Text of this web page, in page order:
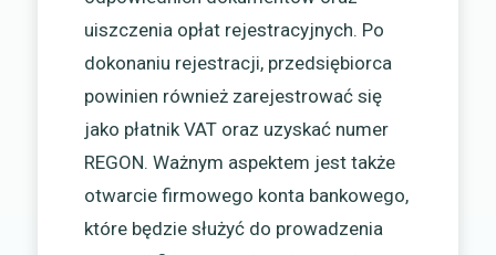
uiszczenia opłat rejestracyjnych. Po
dokonaniu rejestracji, przedsiębiorca
powinien również zarejestrować się
jako płatnik VAT oraz uzyskać numer
REGON. Ważnym aspektem jest także
otwarcie firmowego konta bankowego,
które będzie służyć do prowadzenia